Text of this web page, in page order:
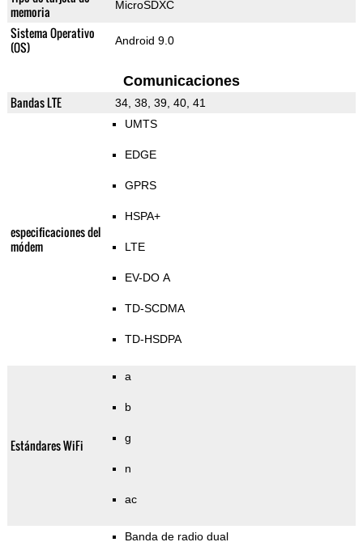
memoria
MicroSDXC
Sistema Operativo
(OS)
Android 9.0
Comunicaciones
Bandas LTE 34, 38, 39, 40, 41
especificaciones del
módem
UMTS
EDGE
GPRS
HSPA+
LTE
EV-DO A
TD-SCDMA
TD-HSDPA
Estándares WiFi
a
b
g
n
ac
Banda de radio dual